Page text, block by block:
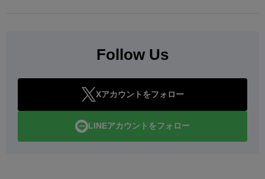
Follow Us
Xアカウントをフォロー
LINEアカウントをフォロー